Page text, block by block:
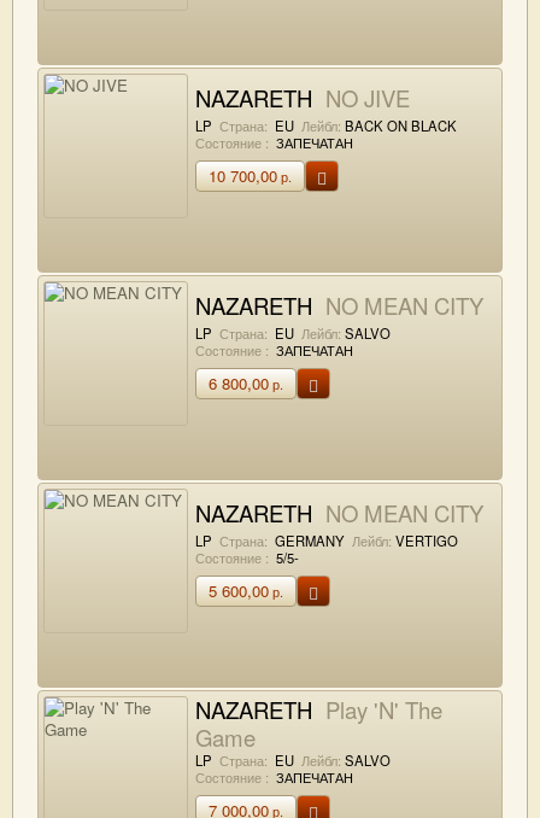
NAZARETH NO JIVE
LP Страна: EU Лейбл: BACK ON BLACK
Состояние : ЗАПЕЧАТАН
10 700,00р.
NAZARETH NO MEAN CITY
LP Страна: EU Лейбл: SALVO
Состояние : ЗАПЕЧАТАН
6 800,00р.
NAZARETH NO MEAN CITY
LP Страна: GERMANY Лейбл: VERTIGO
Состояние : 5/5-
5 600,00р.
NAZARETH Play 'N' The
Game
LP Страна: EU Лейбл: SALVO
Состояние : ЗАПЕЧАТАН
7 000,00р.